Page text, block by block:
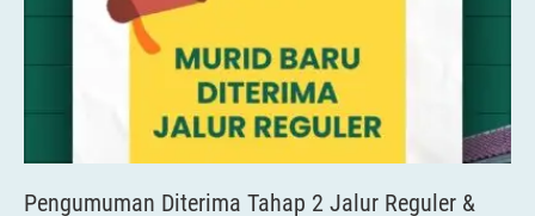
Pengumuman Diterima Tahap 2 Jalur Reguler &